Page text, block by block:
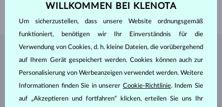
2.10 g
SCHMUCK AUS DEM KLENOTA ATELIER
WILLKOMMEN BEI KLENOTA
Um sicherzustellen, dass unsere Website ordnungsgemäß
funktioniert, benötigen wir Ihr Einverständnis für die
Verwendung von Cookies, d. h. kleine Dateien, die vorübergehend
auf Ihrem Gerät gespeichert werden. Cookies können auch zur
Personalisierung von Werbeanzeigen verwendet werden. Weitere
Informationen finden Sie in unserer Cookie-Richtlinie. Indem Sie
auf „Akzeptieren und fortfahren“ klicken, erteilen Sie uns Ihr